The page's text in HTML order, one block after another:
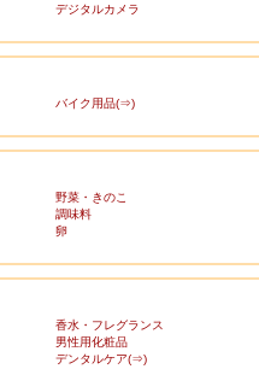
デジタルカメラ
バイク用品(⇒)
野菜・きのこ
調味料
卵
香水・フレグランス
男性用化粧品
デンタルケア(⇒)